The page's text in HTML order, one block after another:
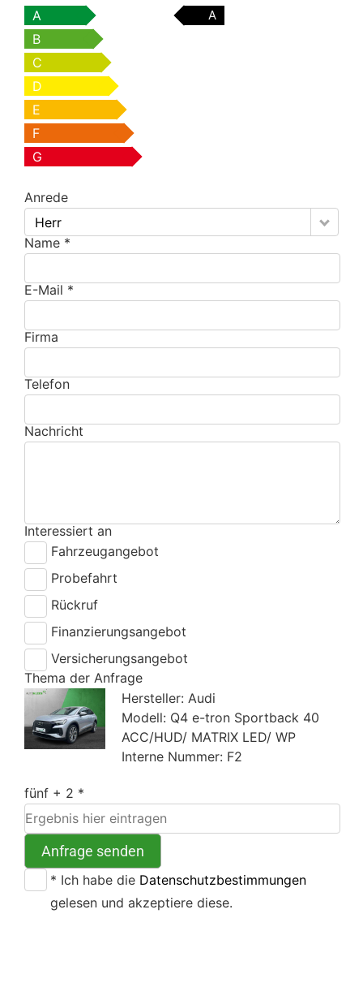
A
A
B
C
D
E
F
G
Anrede
Herr
Name *
E-Mail *
Firma
Telefon
Nachricht
Interessiert an
Fahrzeugangebot
Probefahrt
Rückruf
Finanzierungsangebot
Versicherungsangebot
Thema der Anfrage
Hersteller: Audi
Modell: Q4 e-tron Sportback 40
ACC/HUD/ MATRIX LED/ WP
Interne Nummer: F2
fünf + 2 *
Anfrage senden
* Ich habe die Datenschutzbestimmungen
gelesen und akzeptiere diese.